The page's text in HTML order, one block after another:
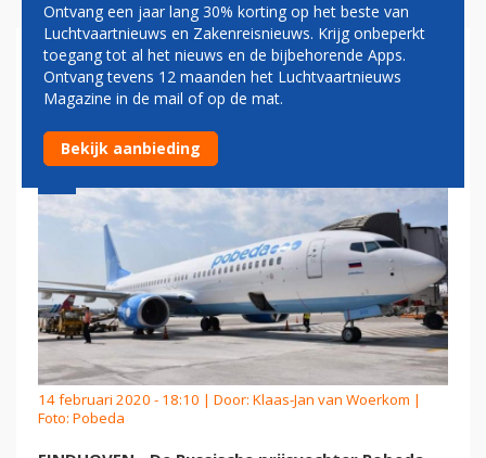
POBEDA GEEFT ER DE BRUI
AAN OP EINDHOVEN AIRPORT
14 februari 2020 - 18:10 | Door: Klaas-Jan van Woerkom |
Foto: Pobeda
Ontvang een jaar lang 30% korting op het beste van
Luchtvaartnieuws en Zakenreisnieuws. Krijg onbeperkt
toegang tot al het nieuws en de bijbehorende Apps.
Ontvang tevens 12 maanden het Luchtvaartnieuws
Magazine in de mail of op de mat.
Bekijk aanbieding